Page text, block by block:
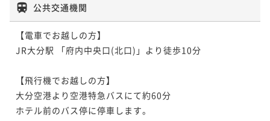
公共交通機関
【電車でお越しの方】
JR大分駅 「府内中央口(北口)」より徒歩10分
【飛行機でお越しの方】
大分空港より空港特急バスにて約60分
ホテル前のバス停に停車します。